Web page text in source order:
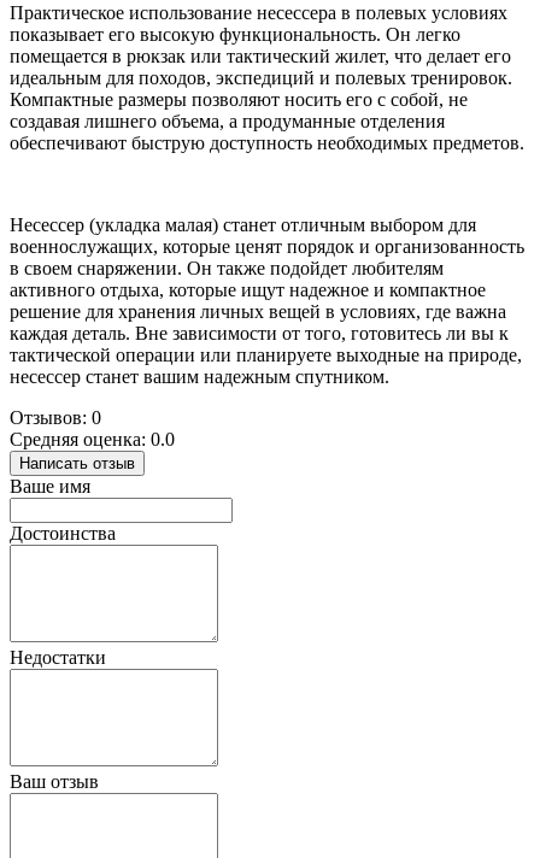
Практическое использование несессера в полевых условиях
показывает его высокую функциональность. Он легко
помещается в рюкзак или тактический жилет, что делает его
идеальным для походов, экспедиций и полевых тренировок.
Компактные размеры позволяют носить его с собой, не
создавая лишнего объема, а продуманные отделения
обеспечивают быструю доступность необходимых предметов.
Несессер (укладка малая) станет отличным выбором для
военнослужащих, которые ценят порядок и организованность
в своем снаряжении. Он также подойдет любителям
активного отдыха, которые ищут надежное и компактное
решение для хранения личных вещей в условиях, где важна
каждая деталь. Вне зависимости от того, готовитесь ли вы к
тактической операции или планируете выходные на природе,
несессер станет вашим надежным спутником.
Отзывов: 0
Средняя оценка: 0.0
Написать отзыв
Ваше имя
Достоинства
Недостатки
Ваш отзыв